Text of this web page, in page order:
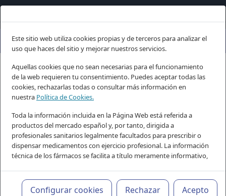
Este sitio web utiliza cookies propias y de terceros para analizar el
uso que haces del sitio y mejorar nuestros servicios.
Aquellas cookies que no sean necesarias para el funcionamiento
de la web requieren tu consentimiento. Puedes aceptar todas las
cookies, rechazarlas todas o consultar más información en
nuestra Política de Cookies.
Toda la información incluida en la Página Web está referida a
productos del mercado español y, por tanto, dirigida a
profesionales sanitarios legalmente facultados para prescribir o
dispensar medicamentos con ejercicio profesional. La información
técnica de los fármacos se facilita a título meramente informativo,
más adecuado a las necesidades del paciente.
Configurar cookies Rechazar Acepto
Psiquiatria.com: conocimiento
Buscador IA de
Psiquiatria.com
Tu asistente de conocimiento profesional, 24/7